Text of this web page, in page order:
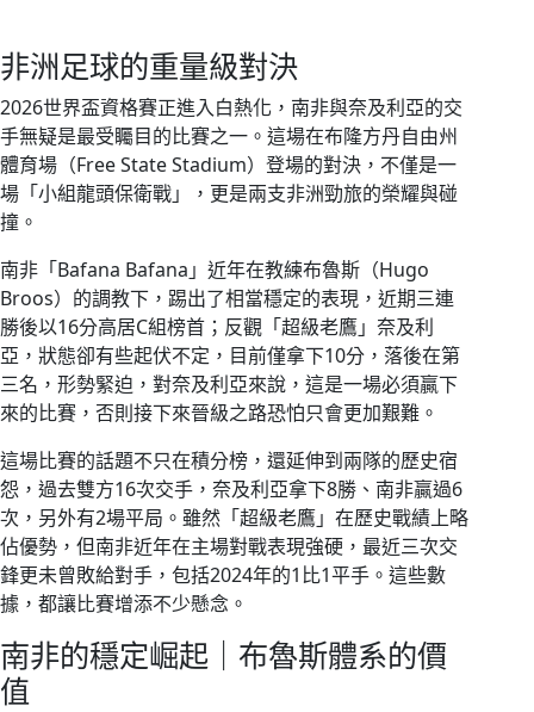
非洲足球的重量級對決
2026世界盃資格賽正進入白熱化，南非與奈及利亞的交
手無疑是最受矚目的比賽之一。這場在布隆方丹自由州
體育場（Free State Stadium）登場的對決，不僅是一
場「小組龍頭保衛戰」，更是兩支非洲勁旅的榮耀與碰
撞。
南非「Bafana Bafana」近年在教練布魯斯（Hugo
Broos）的調教下，踢出了相當穩定的表現，近期三連
勝後以16分高居C組榜首；反觀「超級老鷹」奈及利
亞，狀態卻有些起伏不定，目前僅拿下10分，落後在第
三名，形勢緊迫，對奈及利亞來說，這是一場必須贏下
來的比賽，否則接下來晉級之路恐怕只會更加艱難。
這場比賽的話題不只在積分榜，還延伸到兩隊的歷史宿
怨，過去雙方16次交手，奈及利亞拿下8勝、南非贏過6
次，另外有2場平局。雖然「超級老鷹」在歷史戰績上略
佔優勢，但南非近年在主場對戰表現強硬，最近三次交
鋒更未曾敗給對手，包括2024年的1比1平手。這些數
據，都讓比賽增添不少懸念。
南非的穩定崛起｜布魯斯體系的價
值